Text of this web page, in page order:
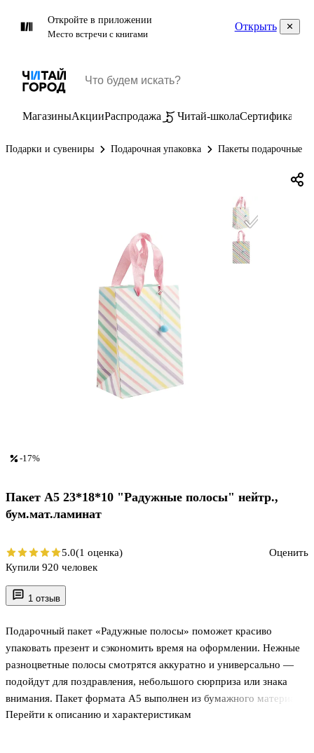
Откройте в приложении
Место встречи с книгами
Открыть
МагазиныАкцииРаспродажа Читай-школаСертификаты
Подарки и сувениры Подарочная упаковка Пакеты подарочные
1 отзыв
Подарочный пакет «Радужные полосы» поможет красиво
упаковать презент и сэкономить время на оформлении. Нежные
разноцветные полосы смотрятся аккуратно и универсально —
подойдут для поздравления, небольшого сюрприза или знака
внимания. Пакет формата А5 выполнен из бумажного материала
с ламинацией: поверхность меньше мнётся, лучше держит
Перейти к описанию и характеристикам
-17%
Пакет А5 23*18*10 "Радужные полосы" нейтр.,
бум.мат.ламинат
5.0(1 оценка)
Оценить
Купили 920 человек